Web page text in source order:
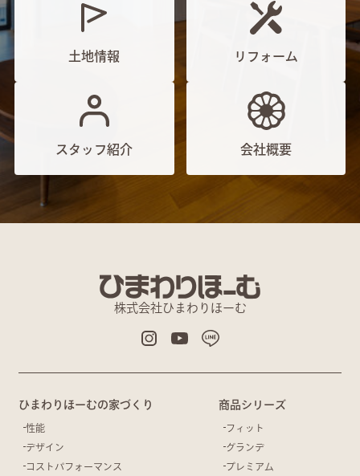
土地情報 リフォーム
スタッフ紹介 会社概要
株式会社ひまわりほーむ
ひまわりほーむの家づくり
性能
デザイン
コストパフォーマンス
商品シリーズ
フィット
グランデ
プレミアム